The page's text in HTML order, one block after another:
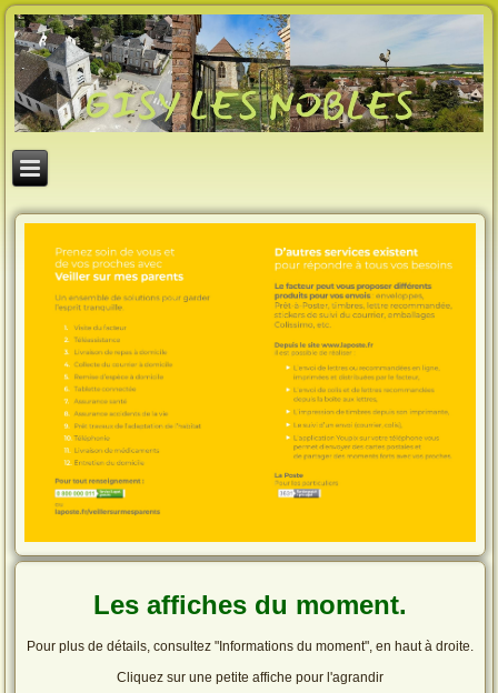
Les affiches du moment.
Pour plus de détails, consultez "Informations du moment", en haut à droite.
Cliquez sur une petite affiche pour l'agrandir